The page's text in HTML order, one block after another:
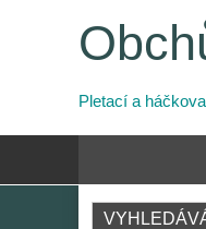
Pletací a